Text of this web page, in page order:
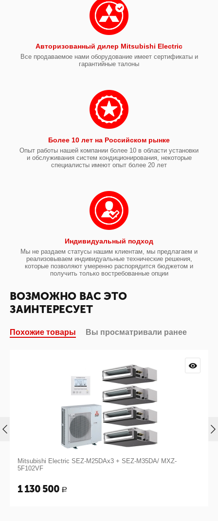
Авторизованный дилер Mitsubishi Electric
Все продаваемое нами оборудование имеет сертификаты и
гарантийные талоны
Более 10 лет на Российском рынке
Опыт работы нашей компании более 10 в области установки
и обслуживания систем кондиционирования, некоторые
специалисты имеют опыт более 20 лет
Индивидуальный подход
Мы не раздаем статусы нашим клиентам, мы предлагаем и
реализовываем индивидуальные технические решения,
которые позволяют умеренно распорядится бюджетом и
получить только востребованные опции
ВОЗМОЖНО ВАС ЭТО
ЗАИНТЕРЕСУЕТ
Похожие товары Вы просматривали ранее
+ SEZ-M35DA/ MXZ- Mitsubishi Electric SEZ-M25DAx3/